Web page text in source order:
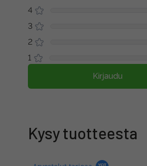
4
3
2
1
Kirjaudu
Kysy tuotteesta